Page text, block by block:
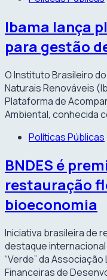
Ibama lança
para gestão
O Instituto Brasileiro
Naturais Renováveis
Plataforma de
Ambiental, conhecida
Políticas Públicas
BNDES é
restauração
bioeconomia
Iniciativa brasileira de
destaque
“Verde” da
Financeiras de